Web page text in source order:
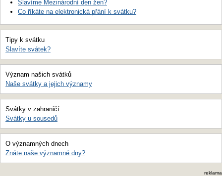
Slavíme Mezinárodní den žen?
Co říkáte na elektronická přání k svátku?
Tipy k svátku
Slavíte svátek?
Význam našich svátků
Naše svátky a jejich významy
Svátky v zahraničí
Svátky u sousedů
O významných dnech
Znáte naše významné dny?
reklama